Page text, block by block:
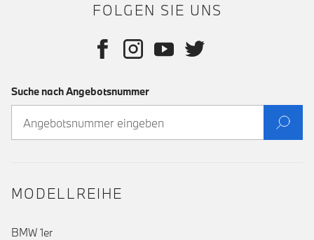
FOLGEN SIE UNS
Suche nach Angebotsnummer
MODELLREIHE
BMW 1er